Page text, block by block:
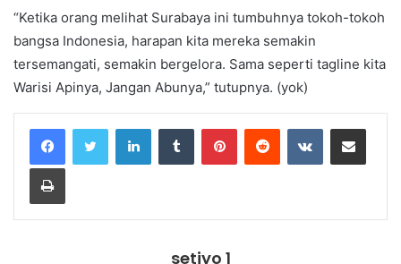
“Ketika orang melihat Surabaya ini tumbuhnya tokoh-tokoh
bangsa Indonesia, harapan kita mereka semakin
tersemangati, semakin bergelora. Sama seperti tagline kita
Warisi Apinya, Jangan Abunya,” tutupnya. (yok)
LinkedInTumblr PinterestReddit VKontakteShare via Email
Print
setiyo 1